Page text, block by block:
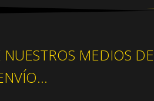
MEDIOS DE